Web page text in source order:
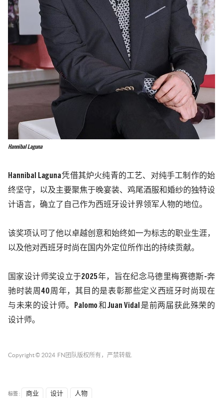
Hannibal Laguna
Hannibal Laguna凭借其炉火纯青的工艺、对纯手工制作的始
终坚守，以及主要聚焦于晚宴装、鸡尾酒服和婚纱的独特设
计语言，确立了自己作为西班牙设计界领军人物的地位。
该奖项认可了他以卓越创意和始终如一为标志的职业生涯，
以及他对西班牙时尚在国内外定位所作出的持续贡献。
国家设计师奖设立于2025年，旨在纪念马德里梅赛德斯-奔
驰时装周 40 周年，其目的是表彰那些定义西班牙时尚现在
与未来的设计师。
Palomo和 Juan Vidal 是前两届获此殊荣的
设计师。
Copyright © 2024 FN团队 版权所有，严禁转载.
标签 : 商业 设计 人物